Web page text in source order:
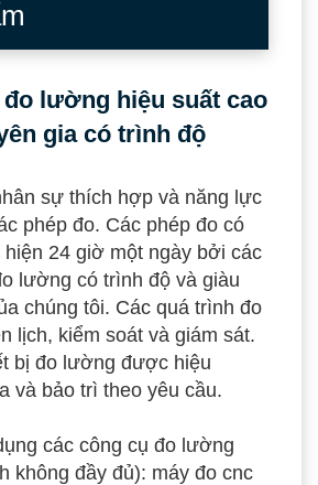
đo lường hiệu suất cao
gia có trình độ
sự thích hợp và năng lực
phép đo. Các phép đo có
24 giờ một ngày bởi các
lường có trình độ và giàu
chúng tôi. Các quá trình đo
lịch, kiểm soát và giám sát.
bị đo lường được hiệu
và bảo trì theo yêu cầu.
các công cụ đo lường
không đầy đủ): máy đo cnc